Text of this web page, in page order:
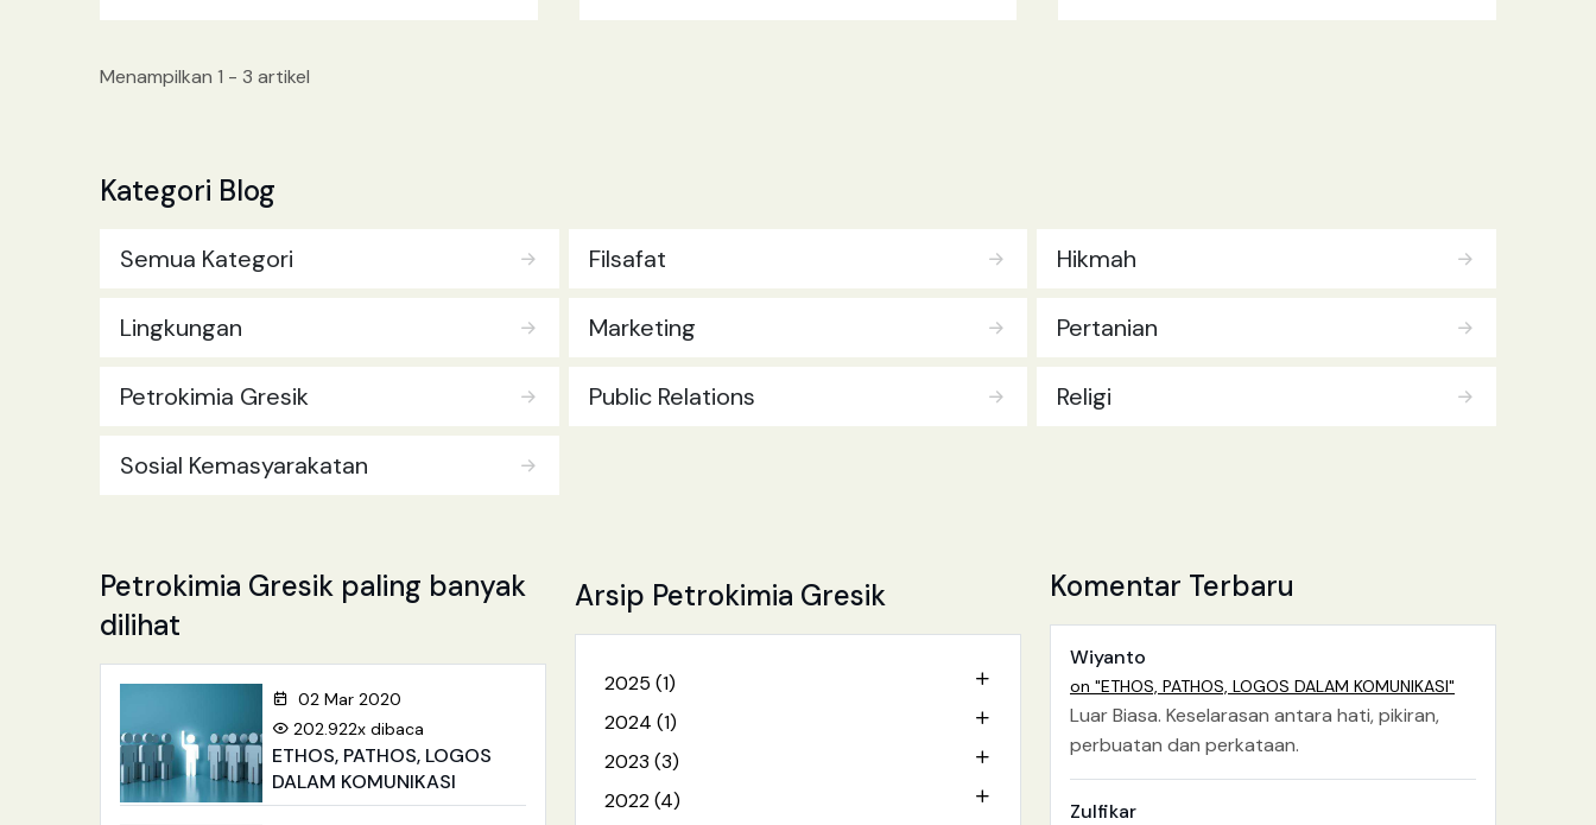
lanjut.. ]
Menampilkan 1 - 3 artikel
Kategori Blog
Semua Kategori Filsafat Hikmah
Lingkungan Marketing Pertanian
Petrokimia Gresik Public Relations Religi
Sosial Kemasyarakatan
Petrokimia Gresik paling banyak
dilihat
02 Mar 2020
202.922x dibaca
ETHOS, PATHOS, LOGOS
DALAM KOMUNIKASI
Arsip Petrokimia Gresik
2025 (1)
2024 (1)
2023 (3)
2022 (4)
Komentar Terbaru
Wiyanto
on "ETHOS, PATHOS, LOGOS DALAM KOMUNIKASI"
Luar Biasa. Keselarasan antara hati, pikiran,
perbuatan dan perkataan.
Zulfikar